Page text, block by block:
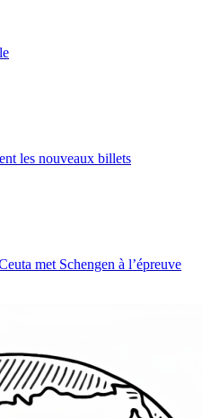
les nouveaux billets
met Schengen à l’épreuve